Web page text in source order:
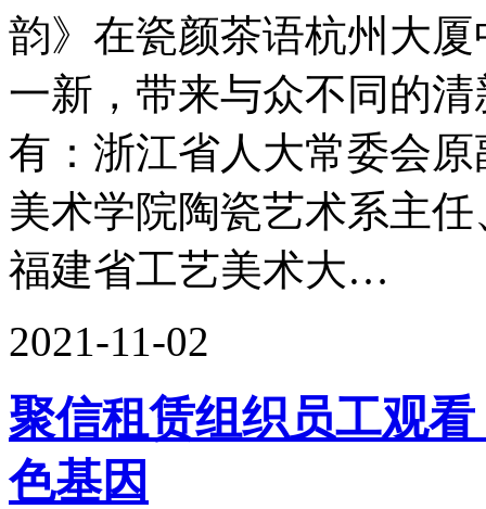
韵》在瓷颜茶语杭州大
一新，带来与众不同的
有：浙江省人大常委会
美术学院陶瓷艺术系主
福建省工艺美术大…
2021-11-02
聚信租赁组织员工观
色基因